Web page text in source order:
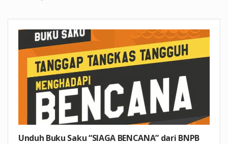
Unduh Buku Saku “SIAGA BENCANA” dari BNPB